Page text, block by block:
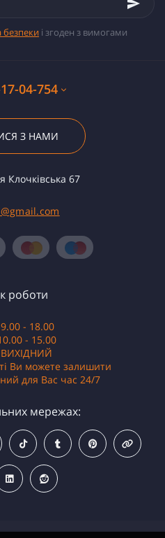
безпеки і згоден з вимогами
04-754
З НАМИ
Клочківська 67
роботи
- 18.00
- 15.00
ВИХІДНИЙ
Ви можете залишити
для Вас час 24/7
мережах: